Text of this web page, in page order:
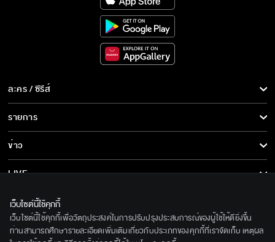
ละคร / ซีรีส์
ละคร/ซีรีส์
ซีรีส์นานาชาติ
การ์ตูน & เกม
รายการ
รายการทั้งหมด
ข่าว
ข่าวทั้งหมด
ข่าวประชาสัมพันธ์
LIVE
เกี่ยวกับเรา
BEC World
ติดตามเราได้ที่
เว็บไซต์นี้ใช้คุกกี้
เว็บไซต์นี้ใช้คุกกี้เพื่อวัตถุประสงค์ในการปรับปรุงประสบการณ์ของผู้ใช้ให้ดียิ่งขึ้น
ท่านสามารถศึกษารายละเอียดเพิ่มเติมเกี่ยวกับประเภทของคุกกี้ที่เราจัดเก็บ เหตุผล